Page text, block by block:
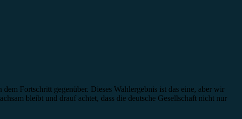
Fortschritt gegenüber. Dieses Wahlergebnis ist das eine, aber wir
bleibt und drauf achtet, dass die deutsche Gesellschaft nicht nur